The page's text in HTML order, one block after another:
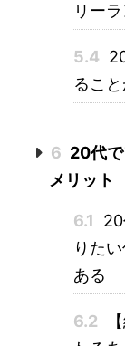
リー
5.4
るこ
6 20代
メリット
6.1
りた
ある
6.2